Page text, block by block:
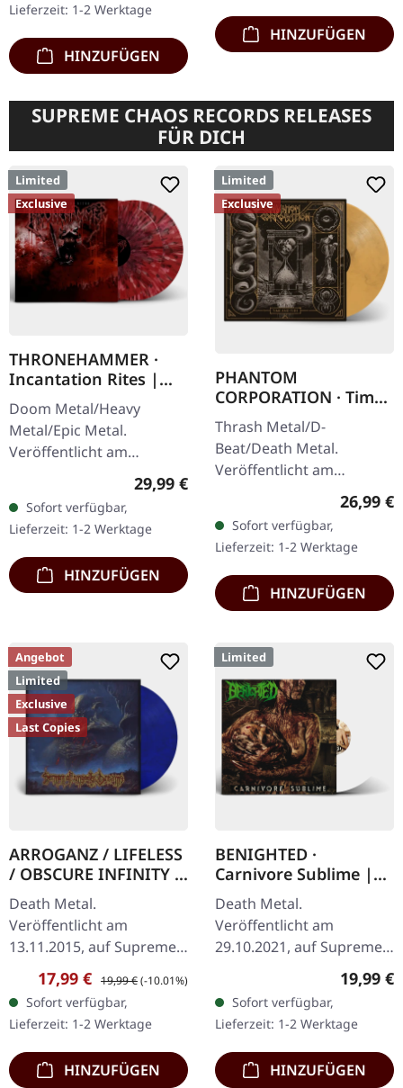
Bereich…
Lieferzeit: 1-2 Werktage
HINZUFÜGEN
HINZUFÜGEN
SUPREME CHAOS RECORDS RELEASES
FÜR DICH
Limited
Exclusive
THRONEHAMMER ·
Incantation Rites |
SPLATTER 2LP
Doom Metal/Heavy
Metal/Epic Metal.
Veröffentlicht am
21.10.2022, auf Supreme
Chaos Records. SCR-
exklusives Transparent
Rot/Schwarz/Weiß…
Regulärer Preis:
29,99 €
Sofort verfügbar,
Lieferzeit: 1-2 Werktage
HINZUFÜGEN
Limited
Exclusive
PHANTOM
CORPORATION · Time
And Tide | ORANGE
MARBLED LP
Thrash Metal/D-
Beat/Death Metal.
Veröffentlicht am
12.12.2025, auf Supreme
Chaos Records. Orange
marmoriertes Vinyl mit
Insert. Limitiert auf 150…
26,99 €
Sofort verfügbar,
Lieferzeit: 1-2 Werktage
HINZUFÜGEN
Angebot
Limited
Exclusive
Last Copies
ARROGANZ / LIFELESS
/ OBSCURE INFINITY /
RECKLESS
MANSLAUGHTER ·
Sermon Of Ungodly
Dreams | BLUE/BLACK
Death Metal.
Veröffentlicht am
13.11.2015, auf Supreme
Chaos Records. SCR
Mailorder Exklusiv!
Transparent
Blau/Schwarz
marmoriertes Vinyl.
Limitiert…
Verkaufspreis:
17,99 € Regulärer Preis:
19,99 €(-10.01%)
Sofort verfügbar,
Lieferzeit: 1-2 Werktage
HINZUFÜGEN
Limited
BENIGHTED ·
Carnivore Sublime |
WHITE LP
Death Metal.
Veröffentlicht am
29.10.2021, auf Supreme
Chaos Records. Weißes
Vinyl. Neuauflage als
hochwertiges Vinyl mit
Original Splatter…
19,99 €
Sofort verfügbar,
Lieferzeit: 1-2 Werktage
HINZUFÜGEN